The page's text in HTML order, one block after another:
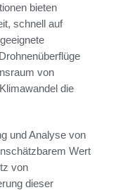
bieten
schnell auf
von
die
und Analyse von
Wert
von
dieser